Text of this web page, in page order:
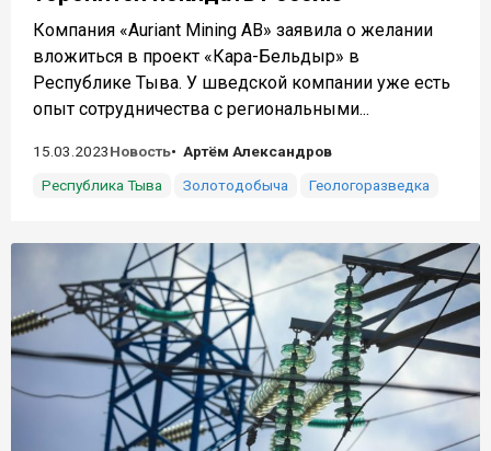
Компания «Auriant Mining AB» заявила о желании
вложиться в проект «Кара-Бельдыр» в
Республике Тыва. У шведской компании уже есть
опыт сотрудничества с региональными...
15.03.2023Новость
Артём Александров
Республика Тыва
Золотодобыча Геологоразведка